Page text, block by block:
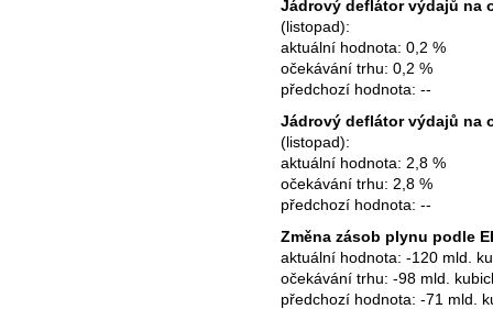
Jádrový deflátor výdajů na
(listopad):
aktuální hodnota: 0,2 %
očekávání trhu: 0,2 %
předchozí hodnota: --
Jádrový deflátor výdajů na
(listopad):
aktuální hodnota: 2,8 %
očekávání trhu: 2,8 %
předchozí hodnota: --
Změna zásob plynu podle
aktuální hodnota: -120 mld.
očekávání trhu: -98 mld.
předchozí hodnota: -71 mld.